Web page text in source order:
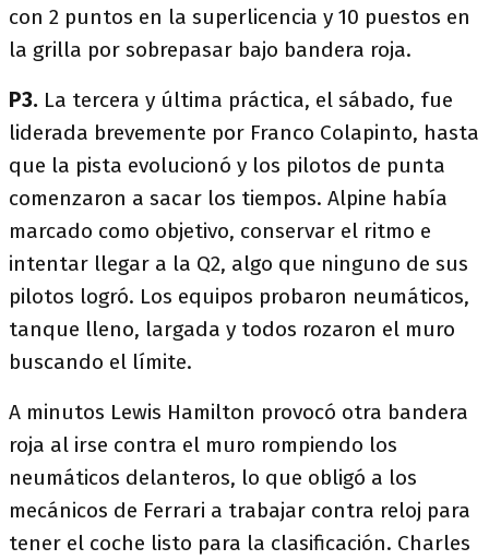
con 2 puntos en la superlicencia y 10 puestos en
la grilla por sobrepasar bajo bandera roja.
P3. La tercera y última práctica, el sábado, fue
liderada brevemente por Franco Colapinto, hasta
que la pista evolucionó y los pilotos de punta
comenzaron a sacar los tiempos. Alpine había
marcado como objetivo, conservar el ritmo e
intentar llegar a la Q2, algo que ninguno de sus
pilotos logró. Los equipos probaron neumáticos,
tanque lleno, largada y todos rozaron el muro
buscando el límite.
A minutos Lewis Hamilton provocó otra bandera
roja al irse contra el muro rompiendo los
neumáticos delanteros, lo que obligó a los
mecánicos de Ferrari a trabajar contra reloj para
tener el coche listo para la clasificación. Charles